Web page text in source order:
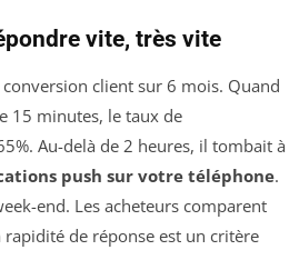
vite, très vite
conversion client sur 6 mois. Quand
15 minutes, le taux de
Au-delà de 2 heures, il tombait à
push sur votre téléphone.
end. Les acheteurs comparent
de réponse est un critère